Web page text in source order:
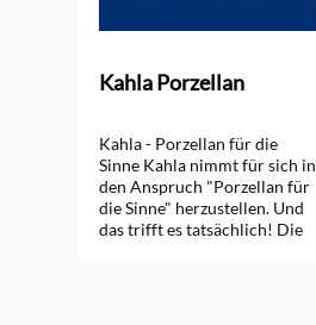
Kahla Porzellan
Kahla - Porzellan für die
Sinne Kahla nimmt für sich in
den Anspruch "Porzellan für
die Sinne" herzustellen. Und
das trifft es tatsächlich! Die